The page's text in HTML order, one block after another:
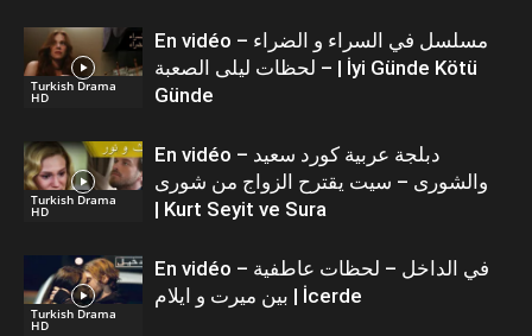
Turkish Drama
HD
En vidéo – مسلسل في السراء و الضراء
– لحظات ليلى الصعبة | İyi Günde Kötü
Günde
Turkish Drama
HD
En vidéo – دبلجة عربية كورد سعيد
والشورى – سيت يقترح الزواج من شورى
| Kurt Seyit ve Sura
Turkish Drama
HD
En vidéo – في الداخل – لحظات عاطفية
بين ميرت و ايلام | İcerde